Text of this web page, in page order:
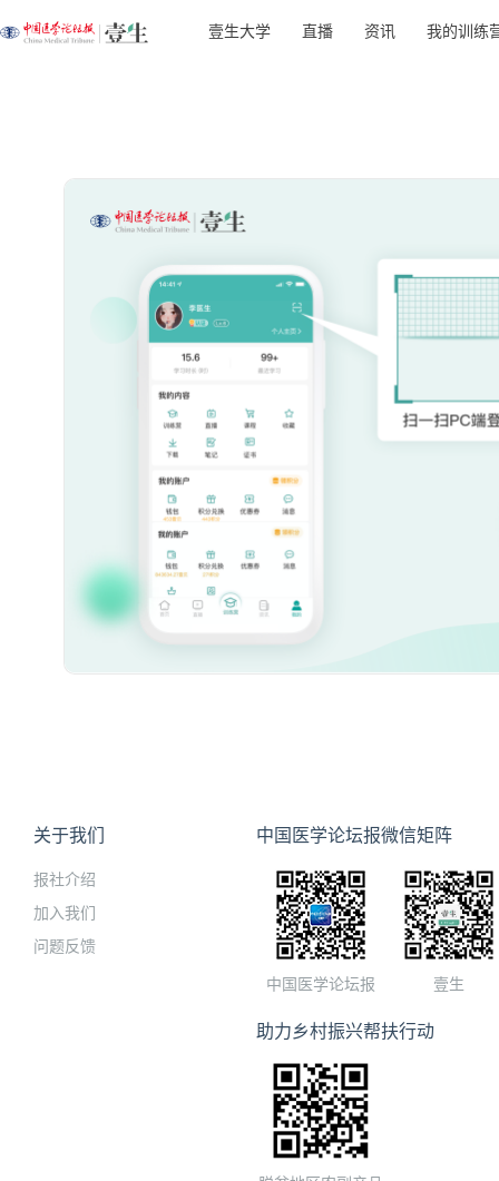
壹生大学 直播 资讯 我的训练
关于我们
报社介绍
加入我们
问题反馈
中国医学论坛报微信矩阵
中国医学论坛报 壹生
助力乡村振兴帮扶行动